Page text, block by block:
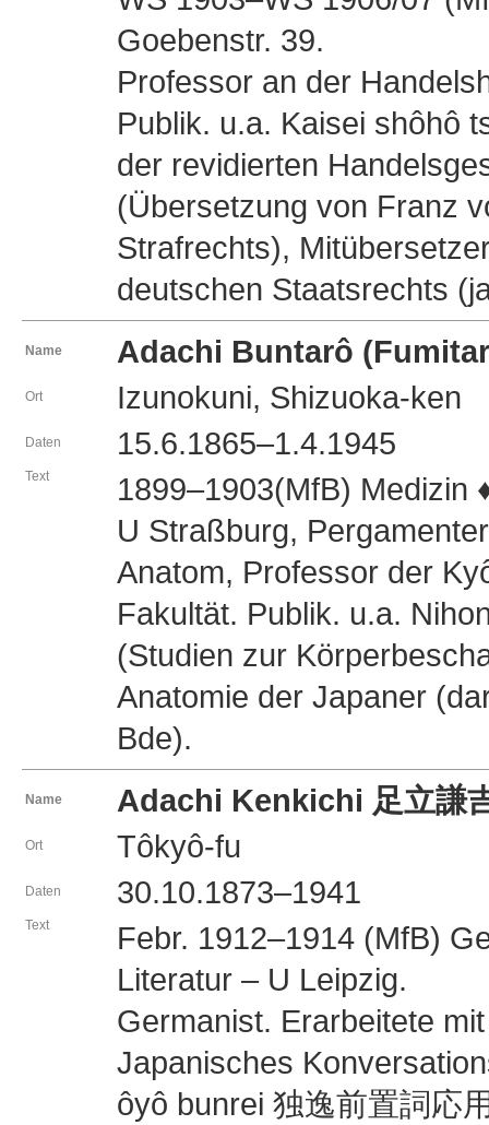
Goebenstr. 39.
Professor an der
Publik. u.a. Kaisei shôhô
der revidierten
(Übersetzung von Franz
Strafrechts),
deutschen Staatsrechts
Name Adachi Buntarô
Ort Izunokuni, Shizuoka-ken
Daten 15.6.1865–1.4.1945
Text
1899–1903(MfB) Medizin
U Straßburg,
Anatom, Professor der
Fakultät. Publik. u.a.
(Studien zur
Anatomie der Japaner
Bde).
Name Adachi Kenkichi 足立謙
Ort Tôkyô-fu
Daten 30.10.1873–1941
Text
Febr. 1912–1914 (MfB)
Literatur – U Leipzig.
Germanist. Erarbeitete
Japanisches
ôyô bunrei 独逸前置詞応